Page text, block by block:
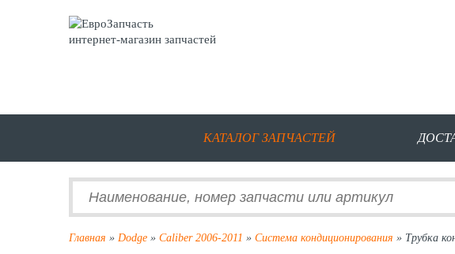
интернет-магазин запчастей
КАТАЛОГ ЗАПЧАСТЕЙ
Главная » Dodge » Caliber 2006-2011 » Система кондиционирования » Трубка